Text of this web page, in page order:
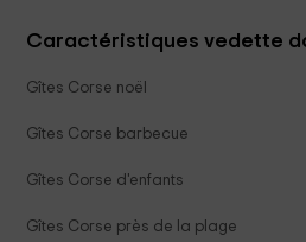
Caractéristiques vedette
Gîtes Corse noël
Gîtes Corse barbecue
Gîtes Corse d'enfants
Gîtes Corse près de la plage